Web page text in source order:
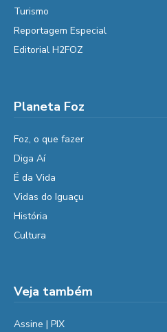
Turismo
Reportagem Especial
Editorial H2FOZ
Planeta Foz
Foz, o que fazer
Diga Aí
É da Vida
Vidas do Iguaçu
História
Cultura
Veja também
Assine | PIX